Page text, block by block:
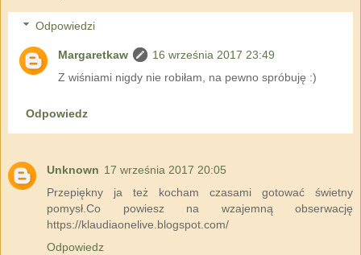
Odpowiedzi
Margaretkaw
16 września 2017 23:49
Z wiśniami nigdy nie robiłam, na pewno spróbuję :)
Odpowiedz
Unknown 17 września 2017 20:05
Przepiękny ja też kocham czasami gotować świetny
pomysł.Co powiesz na wzajemną obserwację
https://klaudiaonelive.blogspot.com/
Odpowiedz